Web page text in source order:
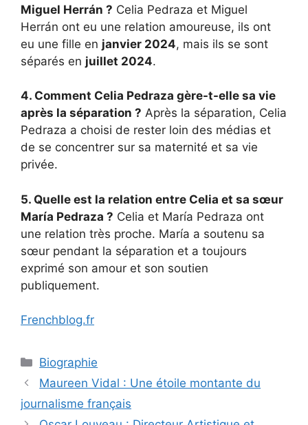
Miguel Herrán ? Celia Pedraza et Miguel
Herrán ont eu une relation amoureuse, ils ont
eu une fille en janvier 2024, mais ils se sont
séparés en juillet 2024.
4. Comment Celia Pedraza gère-t-elle sa vie
après la séparation ? Après la séparation, Celia
Pedraza a choisi de rester loin des médias et
de se concentrer sur sa maternité et sa vie
privée.
5. Quelle est la relation entre Celia et sa sœur
María Pedraza ? Celia et María Pedraza ont
une relation très proche. María a soutenu sa
sœur pendant la séparation et a toujours
exprimé son amour et son soutien
publiquement.
Frenchblog.fr
Categories
Biographie
Maureen Vidal : Une étoile montante du
journalisme français